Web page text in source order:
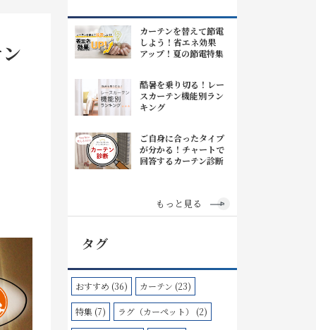
カーテンを替えて節電
しよう！省エネ効果
アップ！夏の節電特集
酷暑を乗り切る！レー
スカーテン機能別ラン
キング
ご自身に合ったタイプ
が分かる！チャートで
回答するカーテン診断
もっと見る
タグ
おすすめ (36) カーテン (23)
特集 (7) ラグ（カーペット） (2)